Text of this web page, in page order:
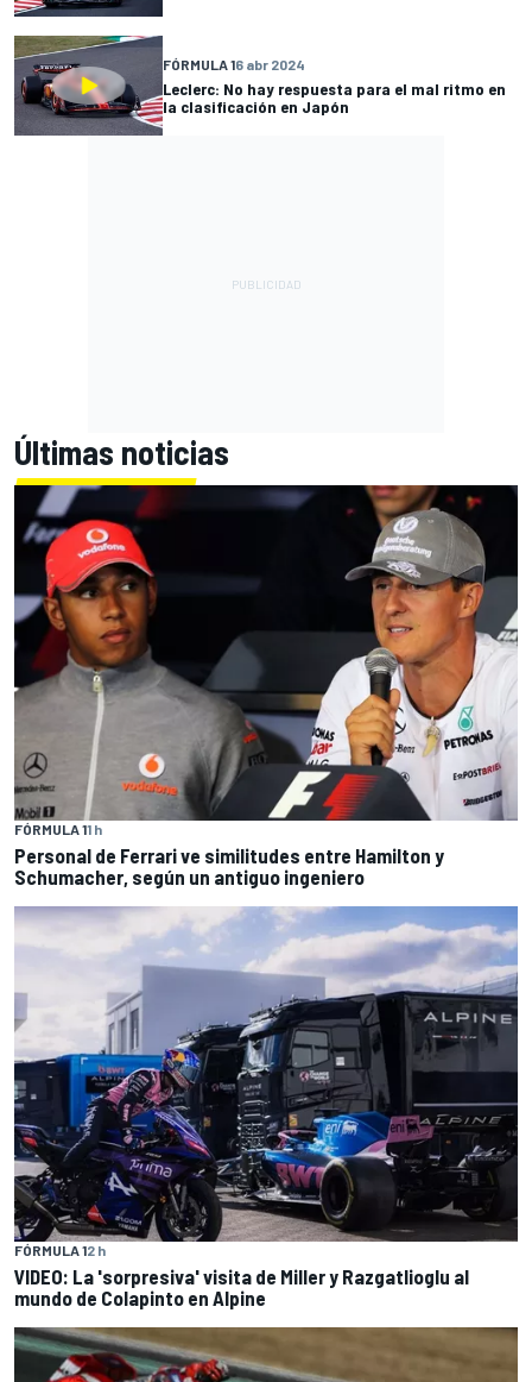
FÓRMULA 16 abr 2024
Leclerc: No hay respuesta para el mal ritmo en
la clasificación en Japón
Últimas noticias
FÓRMULA 11 h
Personal de Ferrari ve similitudes entre Hamilton y
Schumacher, según un antiguo ingeniero
FÓRMULA 12 h
VIDEO: La 'sorpresiva' visita de Miller y Razgatlioglu al
mundo de Colapinto en Alpine